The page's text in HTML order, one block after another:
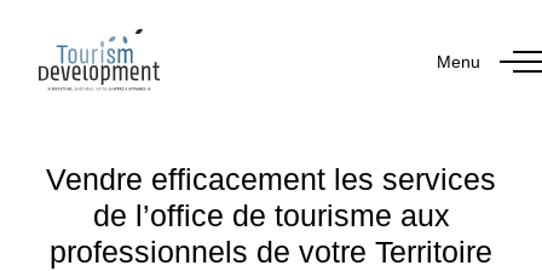
Menu
Vendre efficacement les services
de l’office de tourisme aux
professionnels de votre Territoire